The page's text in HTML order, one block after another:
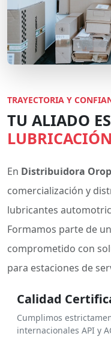
TRAYECTORIA Y
TU ALIADO
LUBRICACIÓN
En Distribuidora
comercialización y
lubricantes
Formamos parte de
comprometido con
para estaciones de
Calidad
Cumplimos
internacionales API y